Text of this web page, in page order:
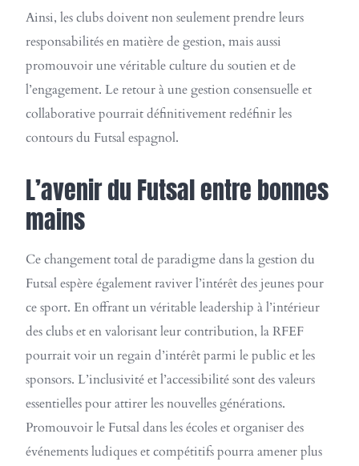
Ainsi, les clubs doivent non seulement prendre leurs
responsabilités en matière de gestion, mais aussi
promouvoir une véritable culture du soutien et de
l’engagement. Le retour à une gestion consensuelle et
collaborative pourrait définitivement redéfinir les
contours du Futsal espagnol.
L’avenir du Futsal entre bonnes
mains
Ce changement total de paradigme dans la gestion du
Futsal espère également raviver l’intérêt des jeunes pour
ce sport. En offrant un véritable leadership à l’intérieur
des clubs et en valorisant leur contribution, la RFEF
pourrait voir un regain d’intérêt parmi le public et les
sponsors. L’inclusivité et l’accessibilité sont des valeurs
essentielles pour attirer les nouvelles générations.
Promouvoir le Futsal dans les écoles et organiser des
événements ludiques et compétitifs pourra amener plus